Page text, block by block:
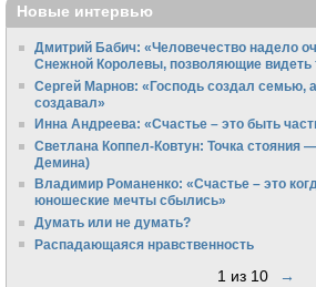
Новые интервью
Дмитрий Бабич: «Человечество надело
Снежной Королевы, позволяющие видеть
Сергей Марнов: «Господь создал семью,
создавал»
Инна Андреева: «Счастье – это быть
Светлана Коппел-Ковтун: Точка стояния
Демина)
Владимир Романенко: «Счастье – это
юношеские мечты сбылись»
Думать или не думать?
Распадающаяся нравственность
1 из 10 →